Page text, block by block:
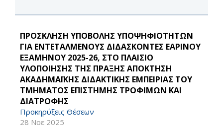
ΠΡΟΣΚΛΗΣΗ ΥΠΟΒΟΛΗΣ ΥΠΟΨΗΦΙΟΤΗΤΩΝ
ΓΙΑ ΕΝΤΕΤΑΛΜΕΝΟΥΣ ΔΙΔΑΣΚΟΝΤΕΣ ΕΑΡΙΝΟΥ
ΕΞΑΜΗΝΟΥ 2025-26, ΣΤΟ ΠΛΑΙΣΙΟ
ΥΛΟΠΟΙΗΣΗΣ ΤΗΣ ΠΡΑΞΗΣ ΑΠΟΚΤΗΣΗ
ΑΚΑΔΗΜΑΪΚΗΣ ΔΙΔΑΚΤΙΚΗΣ ΕΜΠΕΙΡΙΑΣ ΤΟΥ
ΤΜΗΜΑΤΟΣ ΕΠΙΣΤΗΜΗΣ ΤΡΟΦΙΜΩΝ ΚΑΙ
ΔΙΑΤΡΟΦΗΣ
Προκηρύξεις Θέσεων
28 Νοε 2025